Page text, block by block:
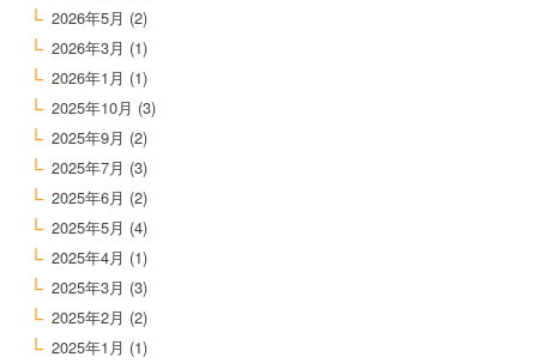
2026年5月 (2)
2026年3月 (1)
2026年1月 (1)
2025年10月 (3)
2025年9月 (2)
2025年7月 (3)
2025年6月 (2)
2025年5月 (4)
2025年4月 (1)
2025年3月 (3)
2025年2月 (2)
2025年1月 (1)